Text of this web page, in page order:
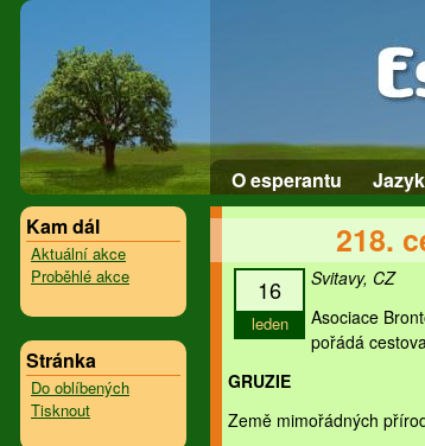
O esperantu
Kam dál
Aktuální akce
Proběhlé akce
Stránka
Do oblíbených
Tisknout
218.
16
leden
Svitavy, CZ
Asociace
pořádá
GRUZIE
Země mimořádných